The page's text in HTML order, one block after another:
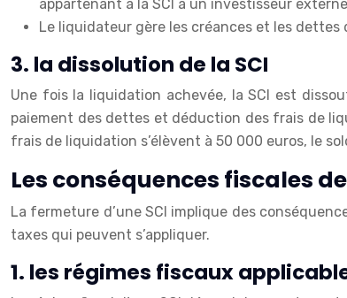
appartenant à la SCI à un investisseur
Le liquidateur gère les créances et les dettes
3. la dissolution de la SCI
Une fois la liquidation achevée, la SCI est
paiement des dettes et déduction des frais de
frais de liquidation s’élèvent à 50 000 euros, le
Les conséquences fiscales
La fermeture d’une SCI implique des
taxes qui peuvent s’appliquer.
1. les régimes fiscaux